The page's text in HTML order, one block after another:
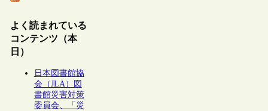
よく読まれている
コンテンツ（本
日）
日本図書館協
会（JLA）図
書館災害対策
委員会、「災